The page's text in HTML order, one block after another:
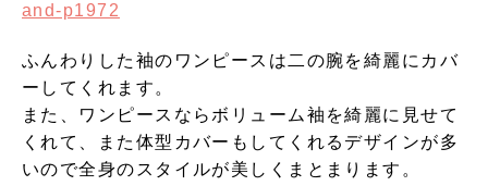
and-p1972
ふんわりした袖のワンピースは二の腕を綺麗にカバ
ーしてくれます。
また、ワンピースならボリューム袖を綺麗に見せて
くれて、また体型カバーもしてくれるデザインが多
いので全身のスタイルが美しくまとまります。